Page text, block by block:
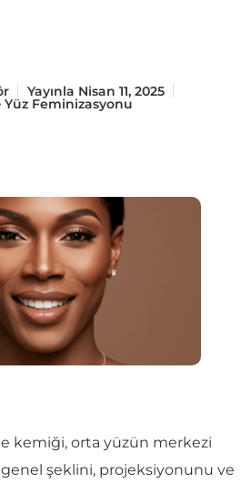
Yayınla Nisan 11, 2025
Yüz Feminizasyonu
kemiği, orta yüzün merkezi
şeklini, projeksiyonunu ve